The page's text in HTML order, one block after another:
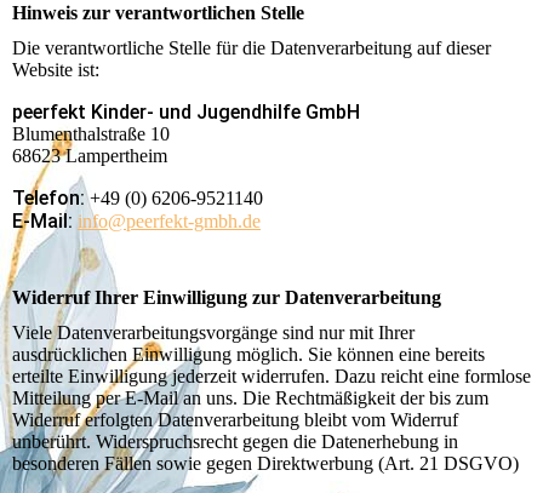
Hinweis zur verantwortlichen Stelle
Die verantwortliche Stelle für die Datenverarbeitung auf dieser
Website ist:
peerfekt Kinder- und Jugendhilfe GmbH
Blumenthalstraße 10
68623 Lampertheim
Telefon:+49 (0) 6206-9521140
E-Mail: info@peerfekt-gmbh.de
Widerruf Ihrer Einwilligung zur Datenverarbeitung
Viele Datenverarbeitungsvorgänge sind nur mit Ihrer
ausdrücklichen Einwilligung möglich. Sie können eine bereits
erteilte Einwilligung jederzeit widerrufen. Dazu reicht eine formlose
Mitteilung per E-Mail an uns. Die Rechtmäßigkeit der bis zum
Widerruf erfolgten Datenverarbeitung bleibt vom Widerruf
unberührt. Widerspruchsrecht gegen die Datenerhebung in
besonderen Fällen sowie gegen Direktwerbung (Art. 21 DSGVO)